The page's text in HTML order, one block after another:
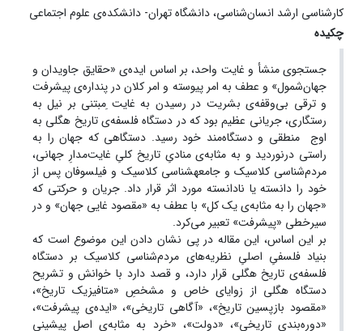
کارشناسی ارشد انسان‌شناسی، دانشگاه تهران- دانشکده‌ی علوم اجتماعی
چکیده
جستجوی منشأ و غایت واحد، بر اساس ایده‌ی «حقایق جاویدان و
جهان‌شمول» و عطف به امر پیوسته و امر کلان در پنداره‌ی پیشرفت
و ترقی بی‌وقفه‌ی بشریت در رسیدن به غایت ِمبتنی بر نیل به
رستگاری، جریانی عظیم بود که در دستگاه فلسفه‌ی تاریخ هگلی به
اوج منطقی و دستگاه‌مند خود رسید. دستگاهی که جهان را به
راستی درنوردید و به مثابه‌ی منادیِ تاریخ کلیِ غایت‌مدارِ جهانی،
مردم‌شناسی کلاسیک و جامعه‎شناسی کلاسیک و فیلسوفان پس از
خود را دانسته یا نادانسته مورد اثر قرار داد. جریان و حرکتی که
«جهان را به مثابه‌ی یک کل» با عطف به «مقصود غایی جهان» و در
سیرخطی «پیشرفت» تعبیر می‌کرد.
بر این اساس، این مقاله در پی نشان دادن این موضوع است که
بنیاد فلسفیِ اصلیِ نظریه‌های مردم‌شناسی کلاسیک بر دستگاه
فلسفه‌ی تاریخ هگلی قرار دارد، و قصد دارد با خوانش و تشریح
دستگاه هگلی از زوایای خاص و مشخصِ «متافیزیک تاریخ»،
«مقصود بازپسین تاریخ»، «آگاهی تاریخی»، «ایده‌ی پیشرفت»،
«دوره‌بندی تاریخی»، «دولت»، «خرد به مثابه‌ی اصل پیشینیِ